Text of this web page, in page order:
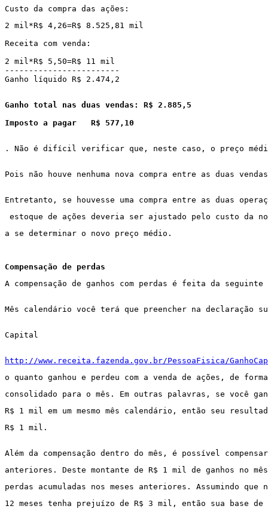
Custo da compra das ações:
2 mil*R$ 4,26=R$ 8.525,81 mil
Receita com venda:
2 mil*R$ 5,50=R$ 11 mil
------------------------
Ganho líquido R$ 2.474,2
Ganho total nas duas vendas: R$ 2.885,5
Imposto a pagar
R$ 577,10
. Não é difícil verificar que, neste caso, o preço
Pois não houve nenhuma nova compra entre as duas
Entretanto, se houvesse uma compra entre as duas
estoque de ações deveria ser ajustado pelo custo da
a se determinar o novo preço médio.
Compensação de perdas
A compensação de ganhos com perdas é feita da
Mês calendário você terá que preencher na declaração
Capital
http://www.receita.fazenda.gov.br/PessoaFisica/
o quanto ganhou e perdeu com a venda de ações, de
consolidado para o mês. Em outras palavras, se você
R$ 1 mil em um mesmo mês calendário, então seu
R$ 1 mil.
Além da compensação dentro do mês, é possível
anteriores. Deste montante de R$ 1 mil de ganhos no
perdas acumuladas nos meses anteriores. Assumindo que
12 meses tenha prejuízo de R$ 3 mil, então sua base